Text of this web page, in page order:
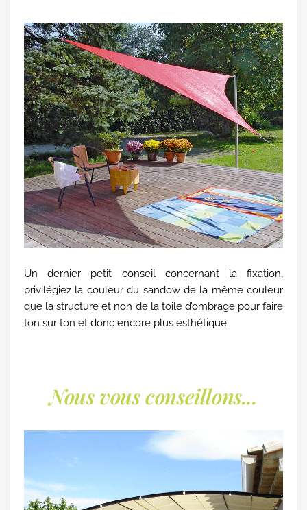
Un dernier petit conseil concernant la fixation,
privilégiez la couleur du sandow de la même couleur
que la structure et non de la toile d’ombrage pour faire
ton sur ton et donc encore plus esthétique.
Nous vous conseillons...